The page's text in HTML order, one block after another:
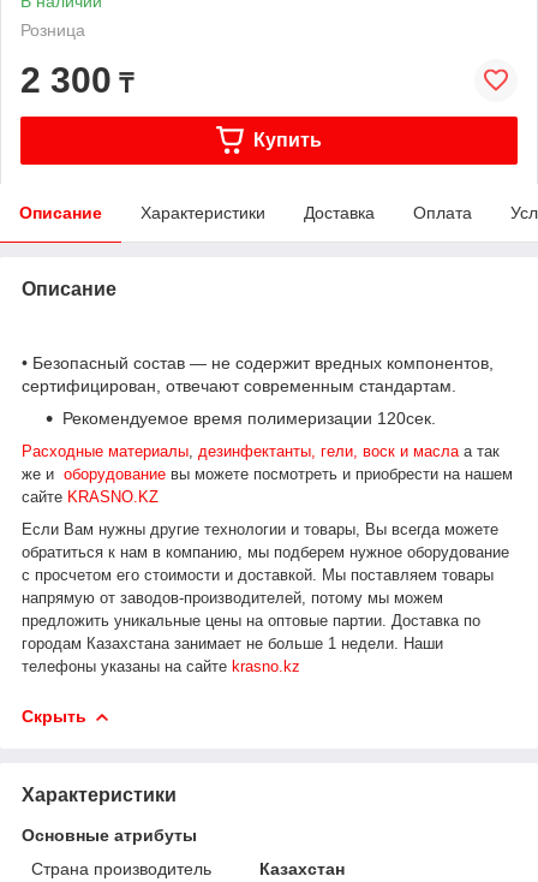
Розница
2 300 ₸
Купить
Описание Характеристики Доставка Оплата
Описание
• Безопасный состав — не содержит вредных компонентов,
сертифицирован, отвечают современным стандартам.
Рекомендуемое время полимеризации 120сек.
Расходные материалы дезинфектанты, гели, воск и масла а так
же и оборудование вы можете посмотреть и приобрести на нашем
сайте KRASNO.KZ
Если Вам нужны другие технологии и товары, Вы всегда можете
обратиться к нам в компанию, мы подберем нужное оборудование
с просчетом его стоимости и доставкой.
Мы поставляем товары
напрямую от заводов-производителей, потому мы можем
предложить уникальные цены на оптовые партии. Доставка по
городам Казахстана занимает не больше 1 недели.
Наши
телефоны указаны на сайте krasno.kz
Скрыть
Характеристики
Основные атрибуты
Страна производитель
Казахстан